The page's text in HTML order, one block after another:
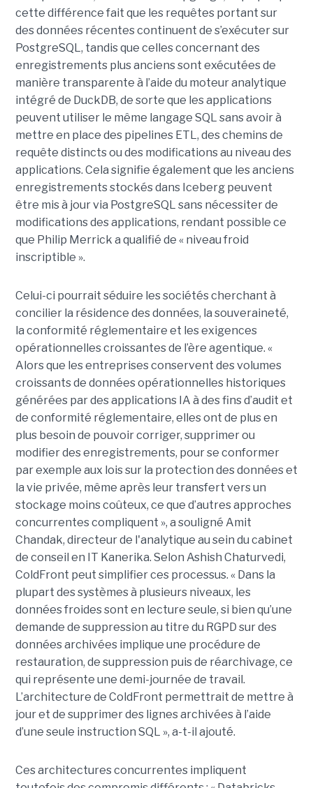
cette différence fait que les requêtes portant sur
des données récentes continuent de s’exécuter sur
PostgreSQL, tandis que celles concernant des
enregistrements plus anciens sont exécutées de
manière transparente à l’aide du moteur analytique
intégré de DuckDB, de sorte que les applications
peuvent utiliser le même langage SQL sans avoir à
mettre en place des pipelines ETL, des chemins de
requête distincts ou des modifications au niveau des
applications. Cela signifie également que les anciens
enregistrements stockés dans Iceberg peuvent
être mis à jour via PostgreSQL sans nécessiter de
modifications des applications, rendant possible ce
que Philip Merrick a qualifié de « niveau froid
inscriptible ».
Celui-ci pourrait séduire les sociétés cherchant à
concilier la résidence des données, la souveraineté,
la conformité réglementaire et les exigences
opérationnelles croissantes de l’ère agentique. «
Alors que les entreprises conservent des volumes
croissants de données opérationnelles historiques
générées par des applications IA à des fins d’audit et
de conformité réglementaire, elles ont de plus en
plus besoin de pouvoir corriger, supprimer ou
modifier des enregistrements, pour se conformer
par exemple aux lois sur la protection des données et
la vie privée, même après leur transfert vers un
stockage moins coûteux, ce que d’autres approches
concurrentes compliquent », a souligné Amit
Chandak, directeur de l'analytique au sein du cabinet
de conseil en IT Kanerika. Selon Ashish Chaturvedi,
ColdFront peut simplifier ces processus. « Dans la
plupart des systèmes à plusieurs niveaux, les
données froides sont en lecture seule, si bien qu’une
demande de suppression au titre du RGPD sur des
données archivées implique une procédure de
restauration, de suppression puis de réarchivage, ce
qui représente une demi-journée de travail.
L’architecture de ColdFront permettrait de mettre à
jour et de supprimer des lignes archivées à l’aide
d’une seule instruction SQL », a-t-il ajouté.
Ces architectures concurrentes impliquent